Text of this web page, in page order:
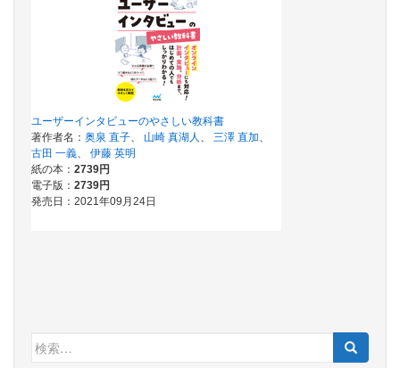
検
索: